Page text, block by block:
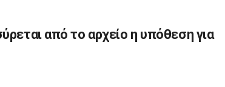
από το αρχείο η υπόθεση για